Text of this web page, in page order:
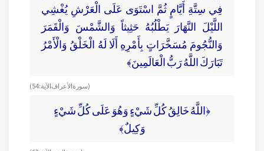
فِي سِتَّةِ أَيَّامٍ ثُمَّ اسْتَوَى عَلَى الْعَرْشِ يُغْشِي
اللَّيْلَ النَّهَارَ يَطْلُبُهُ حَثِيثاً وَالشَّمْسَ وَالْقَمَرَ
وَالنُّجُومَ مُسَخَّرَاتٍ بِأَمْرِهِ أَلَا لَهُ الْخَلْقُ وَالْأَمْرُ
تَبَارَكَ اللَّهُ رَبُّ الْعَالَمِينَ﴾
( سورة الأعراف الآية : 54)
﴿اللَّهُ خَالِقُ كُلِّ شَيْءٍ وَهُوَ عَلَى كُلِّ شَيْءٍ
وَكِيلٌ﴾